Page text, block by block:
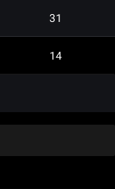
31
14